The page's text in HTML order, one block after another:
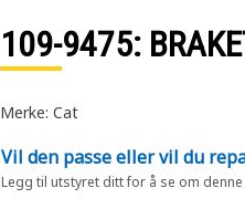
109-9475:
Merke: Cat
Vil den passe eller vil du
Legg til utstyret ditt for å se om